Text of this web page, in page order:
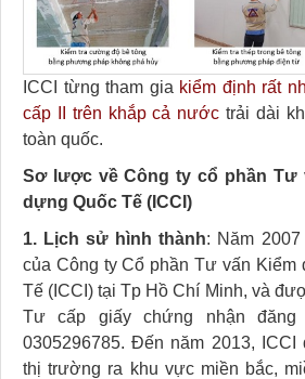
ICCI từng tham gia kiểm định rất
cấp II trên khắp cả nước trải dài
toàn quốc.
Sơ lược về Công ty cổ phần Tư
dựng Quốc Tế (ICCI)
1. Lịch sử hình thành: Năm
của Công ty Cổ phần Tư vấn Kiểm
Tế (ICCI) tại Tp Hồ Chí Minh, và
Tư cấp giấy chứng nhận
0305296785. Đến năm 2013,
thị trường ra khu vực miền bắc,